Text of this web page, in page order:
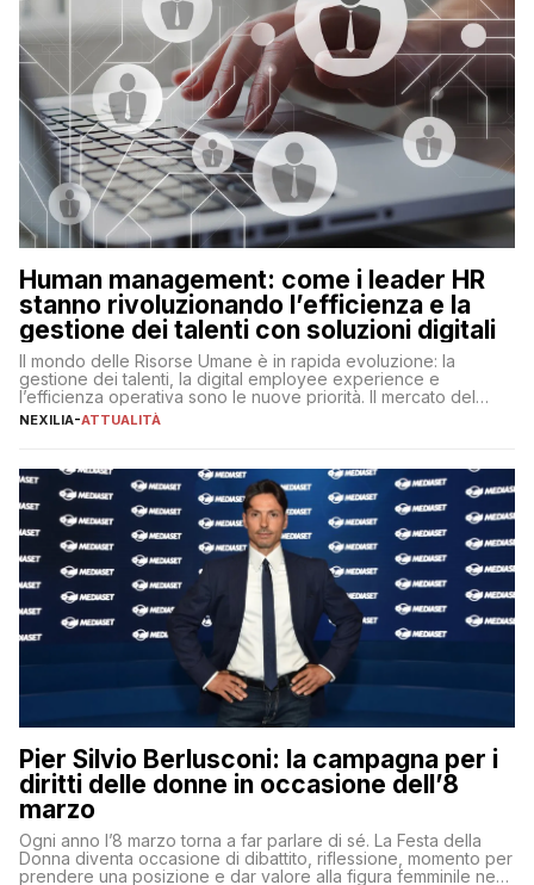
Human management: come i leader HR
stanno rivoluzionando l’efficienza e la
gestione dei talenti con soluzioni digitali
Il mondo delle Risorse Umane è in rapida evoluzione: la
gestione dei talenti, la digital employee experience e
l’efficienza operativa sono le nuove priorità. Il mercato del
lavoro, d’altra parte, è sempre più competitivo con una lotta
NEXILIA-ATTUALITÀ
Pier Silvio Berlusconi: la campagna per i
diritti delle donne in occasione dell’8
marzo
Ogni anno l’8 marzo torna a far parlare di sé. La Festa della
Donna diventa occasione di dibattito, riflessione, momento per
prendere una posizione e dar valore alla figura femminile nella